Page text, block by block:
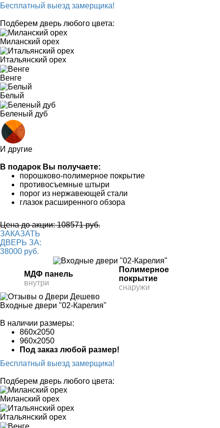
Бесплатный выезд замерщика!
Подберем дверь любого цвета:
Миланский орех
Итальянский орех
Венге
Белый
Беленый дуб
И другие
В подарок Вы получаете:
порошково-полимерное покрытие
противосъемные штыри
порог из нержавеющей стали
глазок расширенного обзора
Цена до акции: 108571 руб.
ЗАКАЗАТЬ
ДВЕРЬ ЗА:
38000 руб.
МДФ панель
внутри
Полимерное
покрытие
снаружи
Входные двери "02-Карелия"
В наличии размеры:
860х2050
960х2050
Под заказ любой размер!
Бесплатный выезд замерщика!
Подберем дверь любого цвета:
Миланский орех
Итальянский орех